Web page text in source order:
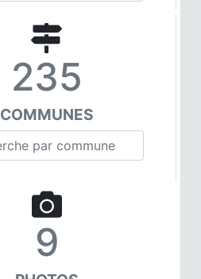
235
COMMUNES
9